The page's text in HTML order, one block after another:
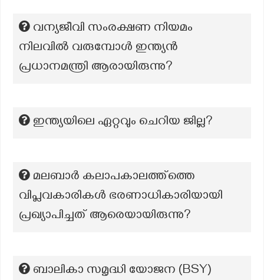
വന്യജീവി സംരക്ഷണ നിയമം
നിലവിൽ വരുമ്പോൾ ഇന്ത്യൻ
പ്രധാനമന്ത്രി ആരായിരുന്നു?
ഇന്ത്യയിലെ ഏറ്റവും ചെറിയ ജില്ല?
മലബാർ കലാപകാലത്ത്ത്തെ
വിപ്ലവകാരികൾ ഭരണാധികാരിയായി
പ്രഖ്യാപിച്ചത് ആരെയായിരുന്നു?
ബാലികാ സമൃദ്ധി യോജന (BSY)